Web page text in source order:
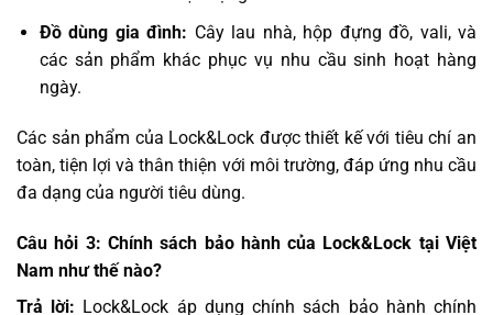
Đồ dùng gia đình: Cây lau nhà, hộp đựng đồ, vali, và
các sản phẩm khác phục vụ nhu cầu sinh hoạt hàng
ngày.
Các sản phẩm của Lock&Lock được thiết kế với tiêu chí an
toàn, tiện lợi và thân thiện với môi trường, đáp ứng nhu cầu
đa dạng của người tiêu dùng.
Câu hỏi 3: Chính sách bảo hành của Lock&Lock tại Việt
Nam như thế nào?
Trả lời: Lock&Lock áp dụng chính sách bảo hành chính